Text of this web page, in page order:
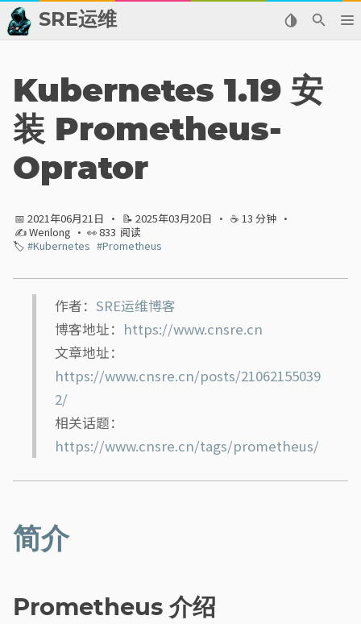
SRE运维
👬 友情链接
📈 热点新闻
💬 留言板
🙈 关于博主
Kubernetes 1.19 安
装 Prometheus-
Oprator
📅 2021年06月21日 · 📝 2025年03月20日 · ☕ 13 分钟 ·
✍ Wenlong · 👀833 阅读
🏷️ #Kubernetes #Prometheus
作者： SRE运维博客
博客地址： https://www.cnsre.cn
文章地址：
https://www.cnsre.cn/posts/21062155039
2/
相关话题：
https://www.cnsre.cn/tags/prometheus/
简介
Prometheus 介绍